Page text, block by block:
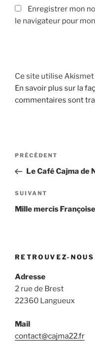
Enregistrer mon
le navigateur pour
Ce site utilise
En savoir plus sur la
commentaires sont
Navigation
l’article
Article
précédent
PRÉCÉDENT
Le Café Cajma de
Article
suivant
SUIVANT
Mille mercis
RETROUVEZ-NOUS
Adresse
2 rue de Brest
22360 Langueux
Mail
contact@cajma22.fr